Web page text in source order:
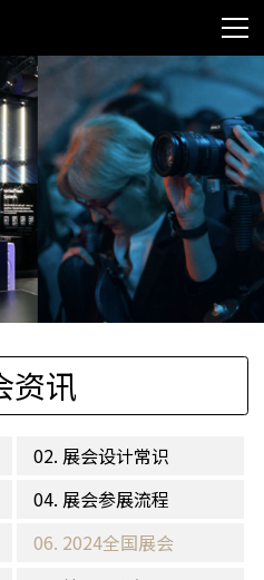
资讯
02. 展会设计常识
04. 展会参展流程
06. 2024全国展会